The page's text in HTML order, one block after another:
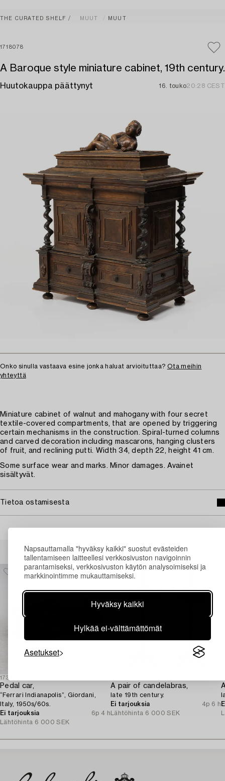
Napsauttamalla "hyväksy kaikki" suostut evästeiden
tallentamiseen laitteellesi verkkosivuston navigoinnin
parantamiseksi, verkkosivuston käytön analysoimiseksi ja
markkinointimme mukauttamiseksi.
Hyväksy kaikki
Hylkää ei-välttämättömät
Asetukset
THE CURATED SHELF MUUT MUUT
1718078
A Baroque style miniature cabinet, 19th century.
Huutokauppa päättynyt 16. touko20:28 CEST
Onko sinulla vastaava esine jonka haluat arvioituttaa? Ota meihin
yhteyttä
Miniature cabinet of walnut and mahogany with four secret
textile-covered compartments, that are opened by triggering
certain mechanisms in the construction. Spiral-turned columns
and carved decoration including mascarons, hanging clusters
of fruit, and reclining putti. Width 34, depth 22, height 41 cm.
Some surface wear and marks. Minor damages. Avainet
sisältyvät.
Tietoa ostamisesta
Muiden katsomia kohteita
1731456
Pedal car,
“Ferrari Indianapolis”, Giordani,
Italy, 1950s/60s.
Ei tarjouksia
6p 4 h
Lähtöhinta 6 000 SEK
A pair of candelabras,
late 19th century.
Ei tarjouksia
4p 6 h
Lähtöhinta 6 000 SEK